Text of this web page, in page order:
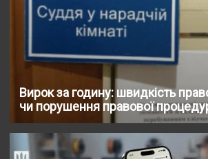
Вирок за годину: швидкість
чи порушення правової